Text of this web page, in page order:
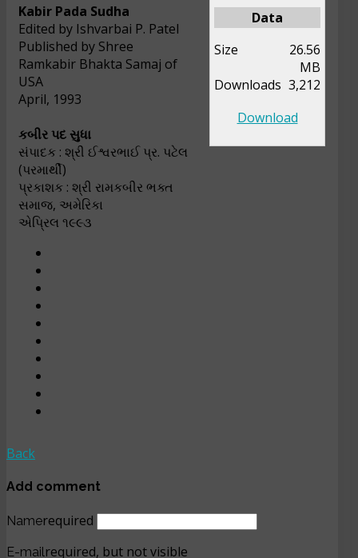
Kabir Pada Sudha
Edited by Ishvarbai P. Patel
Published by Shree
Ramkabir Bhakta Samaj of
USA
April, 1993
કબીર પદ સુધા
સંપાદક : શ્રી ઈશ્વરભાઈ પ્ર. પટેલ
(પરમાર્થી)
પ્રકાશક : શ્રી રામકબીર ભક્ત
સમાજ, અમેરિકા
એપ્રિલ ૧૯૯૩
Data
Size
26.56
MB
Downloads 3,212
Download
Back
Add comment
Namerequired
E-mail required, but not visible